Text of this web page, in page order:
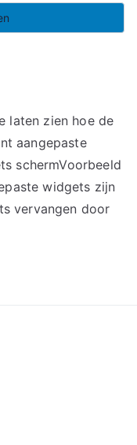
laten zien hoe de
aangepaste
schermVoorbeeld
widgets zijn
vervangen door